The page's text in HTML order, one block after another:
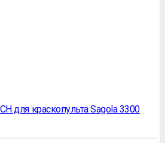
для краскопульта Sagola 3300